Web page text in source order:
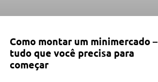
Como montar um minimercado –
tudo que você precisa para
começar